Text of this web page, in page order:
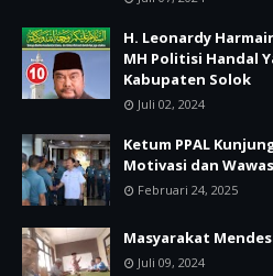
H. Leonardy
MH Politisi Handal
Kabupaten Solok
Juli 02, 2024
Ketum PPAL
Motivasi dan
Februari 24, 2025
Masyarakat
Juli 09, 2024